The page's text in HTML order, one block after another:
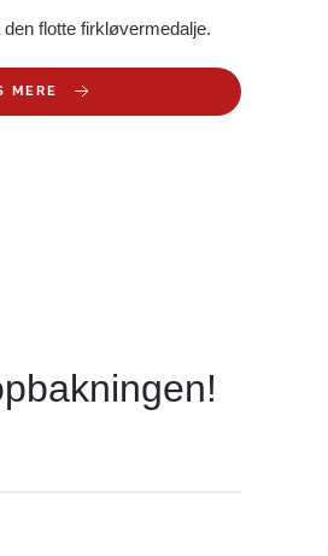
flotte firkløvermedalje.
MERE